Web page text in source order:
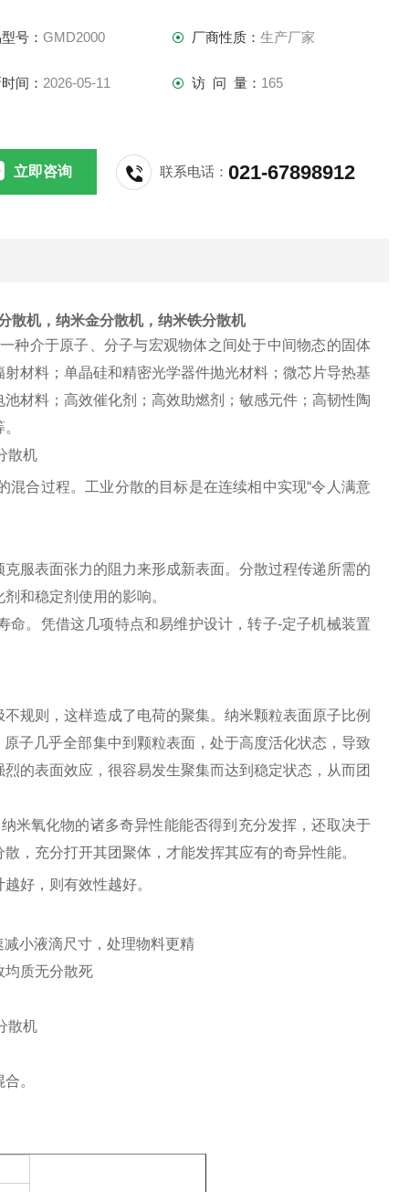
号：GMD2000 厂商性质： 生产厂家
间： 2026-05-11 访 问 量： 165
立即咨询 联系电话：021-67898912
散机， 纳米金分散机， 纳米铁分散机
种介于原子、分子与宏观物体之间处于中间物态的固体
材料；单晶硅和精密光学器件抛光材料；微芯片导热基
材料；高效催化剂；高效助燃剂；敏感元件；高韧性陶
合过程。工业分散的目标是在连续相中实现“令人满意
服表面张力的阻力来形成新表面。分散过程传递所需的
和稳定剂使用的影响。
。凭借这几项特点和易维护设计，转子-定子机械装置
规则，这样造成了电荷的聚集。纳米颗粒表面原子比例
子几乎全部集中到颗粒表面，处于高度活化状态，导致
的表面效应，很容易发生聚集而达到稳定状态，从而团
米氧化物的诸多奇异性能能否得到充分发挥，还取决于
，充分打开其团聚体，才能发挥其应有的奇异性能。
好，则有效性越好。
小液滴尺寸，处理物料更精
均质无分散死
。